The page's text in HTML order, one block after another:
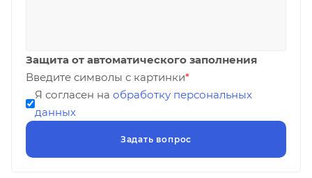
Защита от автоматического заполнения
Введите символы с картинки*
Я согласен на обработку персональных
данных